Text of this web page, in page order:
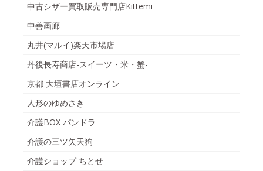
中古シザー買取販売専門店Kittemi
中善画廊
丸井(マルイ)楽天市場店
丹後長寿商店-スイーツ・米・蟹-
京都 大垣書店オンライン
人形のゆめさき
介護BOX パンドラ
介護の三ツ矢天狗
介護ショップ ちとせ